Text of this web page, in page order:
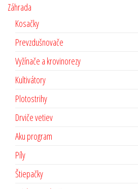
Záhrada
Kosačky
Prevzdušnovače
Vyžínače a krovinorezy
Kultivátory
Plotostrihy
Drviče vetiev
Aku program
Píly
Štiepačky